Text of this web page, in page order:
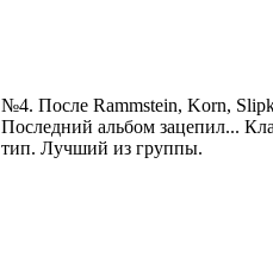
№4. После Rammstein, Korn,
Последний альбом зацепил...
тип. Лучший из группы.